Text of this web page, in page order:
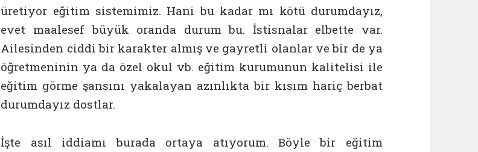
üretiyor eğitim sistemimiz. Hani bu kadar mı kötü durumdayız,
evet maalesef büyük oranda durum bu. İstisnalar elbette var.
Ailesinden ciddi bir karakter almış ve gayretli olanlar ve bir de ya
öğretmeninin ya da özel okul vb. eğitim kurumunun kalitelisi ile
eğitim görme şansını yakalayan azınlıkta bir kısım hariç berbat
durumdayız dostlar.
İşte asıl iddiamı burada ortaya atıyorum. Böyle bir eğitim